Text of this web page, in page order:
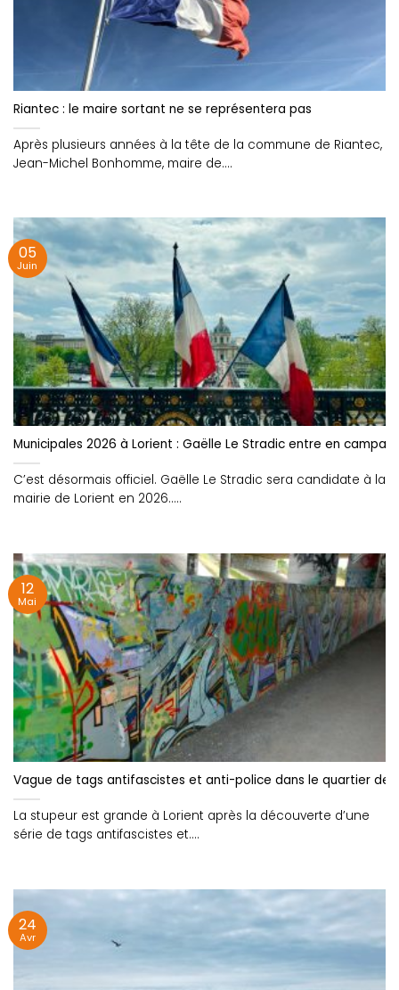
Riantec : le maire sortant ne se représentera pas
Après plusieurs années à la tête de la commune de Riantec,
Jean-Michel Bonhomme, maire de....
Municipales 2026 à Lorient : Gaëlle Le Stradic entre en
C’est désormais officiel. Gaëlle Le Stradic sera candidate à la
mairie de Lorient en 2026.....
05
Juin
Vague de tags antifascistes et anti-police dans le quartier de
La stupeur est grande à Lorient après la découverte d’une
série de tags antifascistes et....
12
Mai
24
Avr